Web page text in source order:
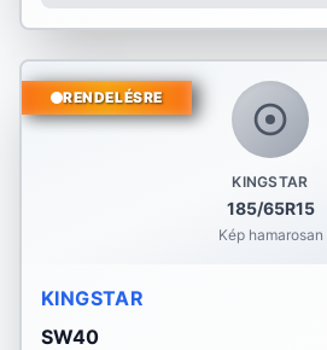
KINGSTAR
185/65R15
Kép hamarosan
RENDELÉSRE
KINGSTAR
SW40